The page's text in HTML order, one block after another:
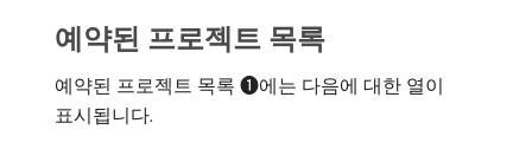
예약된 프로젝트 목록
예약된 프로젝트 목록 ➊에는 다음에 대한 열이
표시됩니다.